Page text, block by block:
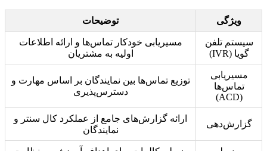
ویژگی توضیحات
سیستم تلفن
گویا (IVR)
مسیریابی خودکار تماس‌ها و ارائه اطلاعات
اولیه به مشتریان
مسیریابی
تماس‌ها
(ACD)
توزیع تماس‌ها بین نمایندگان بر اساس مهارت و
دسترس‌پذیری
گزارش‌دهی
ارائه گزارش‌های جامع از عملکرد کال سنتر و
نمایندگان